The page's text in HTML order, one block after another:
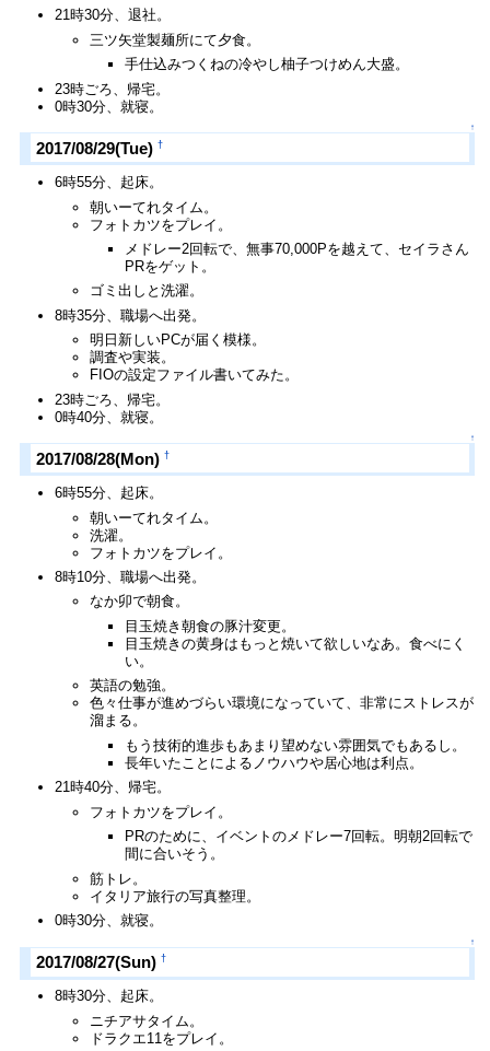
21時30分、退社。
三ツ矢堂製麺所にて夕食。
手仕込みつくねの冷やし柚子つけめん大盛。
23時ごろ、帰宅。
0時30分、就寝。
↑
2017/08/29(Tue) †
6時55分、起床。
朝いーてれタイム。
フォトカツをプレイ。
メドレー2回転で、無事70,000Pを越えて、セイラさん
PRをゲット。
ゴミ出しと洗濯。
8時35分、職場へ出発。
明日新しいPCが届く模様。
調査や実装。
FIOの設定ファイル書いてみた。
23時ごろ、帰宅。
0時40分、就寝。
↑
2017/08/28(Mon) †
6時55分、起床。
朝いーてれタイム。
洗濯。
フォトカツをプレイ。
8時10分、職場へ出発。
なか卯で朝食。
目玉焼き朝食の豚汁変更。
目玉焼きの黄身はもっと焼いて欲しいなあ。食べにく
い。
英語の勉強。
色々仕事が進めづらい環境になっていて、非常にストレスが
溜まる。
もう技術的進歩もあまり望めない雰囲気でもあるし。
長年いたことによるノウハウや居心地は利点。
21時40分、帰宅。
フォトカツをプレイ。
PRのために、イベントのメドレー7回転。明朝2回転で
間に合いそう。
筋トレ。
イタリア旅行の写真整理。
0時30分、就寝。
↑
2017/08/27(Sun) †
8時30分、起床。
ニチアサタイム。
ドラクエ11をプレイ。